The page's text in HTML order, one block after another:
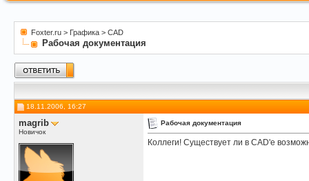
Foxter.ru > Графика > CAD
Рабочая документация
18.11.2006, 16:27
magrib
Новичок
Рабочая документация
Коллеги! Существует ли в САD'е